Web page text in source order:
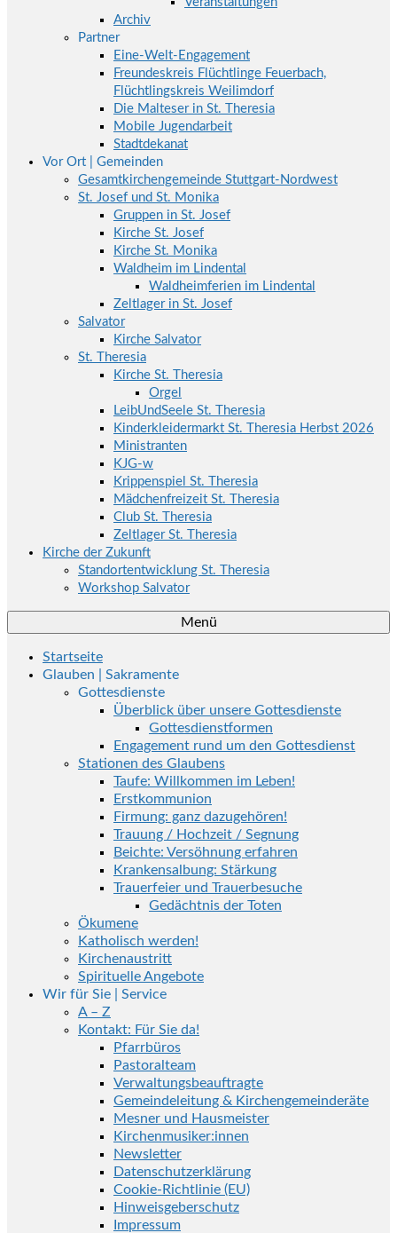
Archiv
Partner
Eine-Welt-Engagement
Freundeskreis Flüchtlinge Feuerbach,
Flüchtlingskreis Weilimdorf
Die Malteser in St. Theresia
Mobile Jugendarbeit
Stadtdekanat
Vor Ort | Gemeinden
Gesamtkirchengemeinde Stuttgart-Nordwest
St. Josef und St. Monika
Gruppen in St. Josef
Kirche St. Josef
Kirche St. Monika
Waldheim im Lindental
Waldheimferien im Lindental
Zeltlager in St. Josef
Salvator
Kirche Salvator
St. Theresia
Kirche St. Theresia
Orgel
LeibUndSeele St. Theresia
Kinderkleidermarkt St. Theresia Herbst 2026
Ministranten
KJG-w
Krippenspiel St. Theresia
Mädchenfreizeit St. Theresia
Club St. Theresia
Zeltlager St. Theresia
Kirche der Zukunft
Standortentwicklung St. Theresia
Workshop Salvator
Menü
Startseite
Glauben | Sakramente
Gottesdienste
Überblick über unsere Gottesdienste
Gottesdienstformen
Engagement rund um den Gottesdienst
Stationen des Glaubens
Taufe: Willkommen im Leben!
Erstkommunion
Firmung: ganz dazugehören!
Trauung / Hochzeit / Segnung
Beichte: Versöhnung erfahren
Krankensalbung: Stärkung
Trauerfeier und Trauerbesuche
Gedächtnis der Toten
Ökumene
Katholisch werden!
Kirchenaustritt
Spirituelle Angebote
Wir für Sie | Service
A – Z
Kontakt: Für Sie da!
Pfarrbüros
Pastoralteam
Verwaltungsbeauftragte
Gemeindeleitung & Kirchengemeinderäte
Mesner und Hausmeister
Kirchenmusiker:innen
Newsletter
Datenschutzerklärung
Cookie-Richtlinie (EU)
Hinweisgeberschutz
Impressum